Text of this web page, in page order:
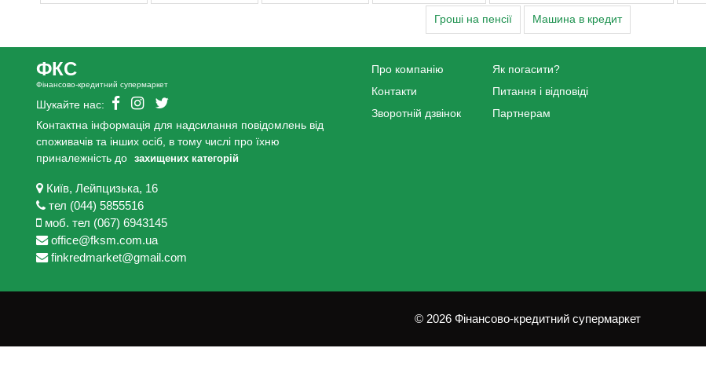
Гроші на пенсії Машина в кредит
ФКС
Фінансово-кредитний супермаркет
Шукайте нас:
Контактна інформація для надсилання повідомлень від
споживачів та інших осіб, в тому числі про їхню
приналежність до
захищених категорій
Київ, Лейпцизька, 16
тел (044) 5855516
моб. тел (067) 6943145
office@fksm.com.ua
finkredmarket@gmail.com
Про компанію
Контакти
Зворотній дзвінок
Як погасити?
Питання і відповіді
Партнерам
© 2026 Фінансово-кредитний супермаркет